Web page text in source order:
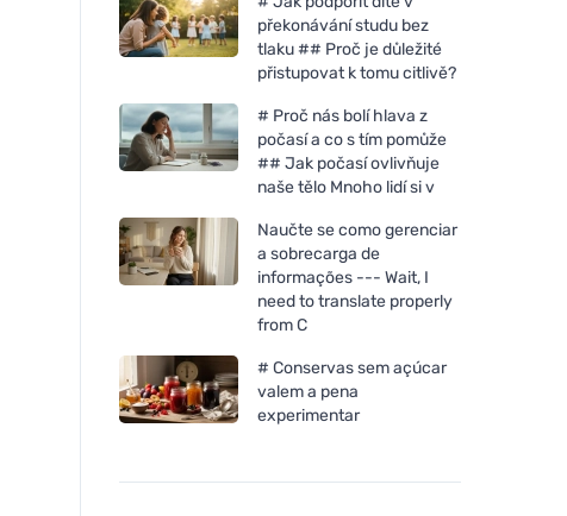
překonávání studu bez
tlaku ## Proč je důležité
přistupovat k tomu citlivě?
# Proč nás bolí hlava z
počasí a co s tím pomůže
## Jak počasí ovlivňuje
naše tělo Mnoho lidí si v
Naučte se como gerenciar
a sobrecarga de
informações --- Wait, I
need to translate properly
from C
# Conservas sem açúcar
valem a pena
experimentar